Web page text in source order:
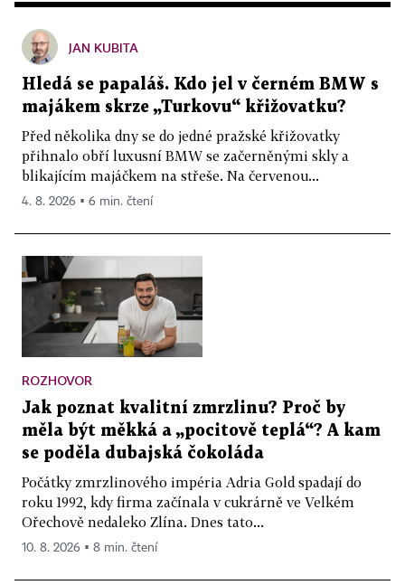
JAN KUBITA
Hledá se papaláš. Kdo jel v černém BMW s
majákem skrze „Turkovu“ křižovatku?
Před několika dny se do jedné pražské křižovatky
přihnalo obří luxusní BMW se začerněnými skly a
blikajícím majáčkem na střeše. Na červenou...
4. 8. 2026 ▪ 6 min. čtení
ROZHOVOR
Jak poznat kvalitní zmrzlinu? Proč by
měla být měkká a „pocitově teplá“? A kam
se poděla dubajská čokoláda
Počátky zmrzlinového impéria Adria Gold spadají do
roku 1992, kdy firma začínala v cukrárně ve Velkém
Ořechově nedaleko Zlína. Dnes tato...
10. 8. 2026 ▪ 8 min. čtení